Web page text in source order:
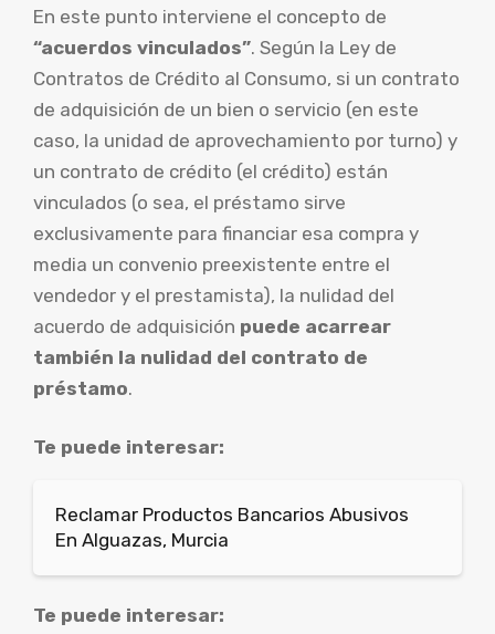
En este punto interviene el concepto de
“acuerdos vinculados”. Según la Ley de
Contratos de Crédito al Consumo, si un contrato
de adquisición de un bien o servicio (en este
caso, la unidad de aprovechamiento por turno) y
un contrato de crédito (el crédito) están
vinculados (o sea, el préstamo sirve
exclusivamente para financiar esa compra y
media un convenio preexistente entre el
vendedor y el prestamista), la nulidad del
acuerdo de adquisición puede acarrear
también la nulidad del contrato de
préstamo.
Te puede interesar:
Reclamar Productos Bancarios Abusivos
En Alguazas, Murcia
Te puede interesar: